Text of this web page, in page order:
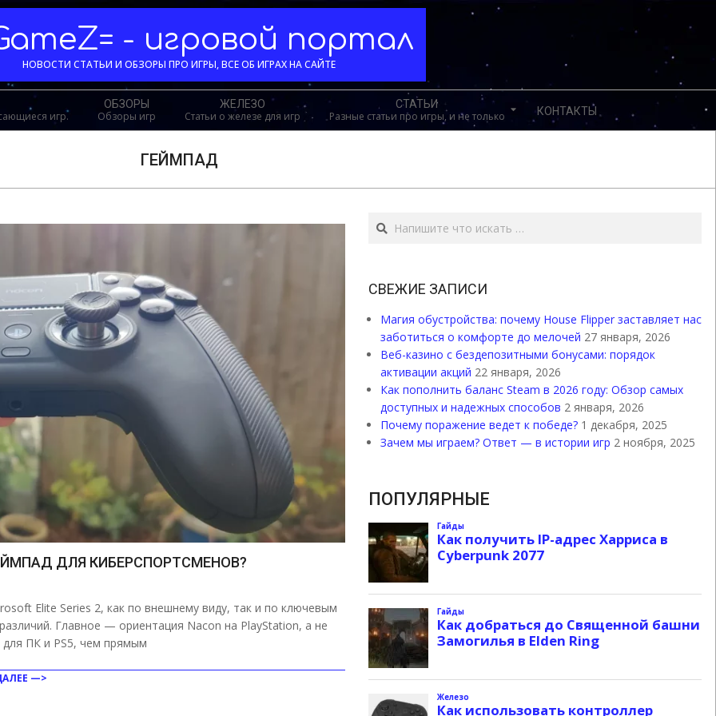
- игровой портал
НОВОСТИ СТАТЬИ И ОБЗОРЫ ПРО ИГРЫ, ВСЕ ОБ ИГРАХ НА САЙТЕ
игр.
ОБЗОРЫ
Обзоры игр
ЖЕЛЕЗО
Статьи о железе для игр
СТАТЬИ
Разные статьи про игры, и не только КОНТАКТЫ
ГЕЙМПАД
ДЛЯ КИБЕРСПОРТСМЕНОВ?
Elite Series 2, как по внешнему виду, так и по ключевым
Главное — ориентация Nacon на PlayStation, а не
для ПК и PS5, чем прямым
—>
Поиск
СВЕЖИЕ ЗАПИСИ
Магия обустройства: почему House Flipper заставляет нас
заботиться о комфорте до мелочей 27 января, 2026
Веб-казино с бездепозитными бонусами: порядок
активации акций 22 января, 2026
Как пополнить баланс Steam в 2026 году: Обзор самых
доступных и надежных способов 2 января, 2026
Почему поражение ведет к победе? 1 декабря, 2025
Зачем мы играем? Ответ — в истории игр 2 ноября, 2025
ПОПУЛЯРНЫЕ